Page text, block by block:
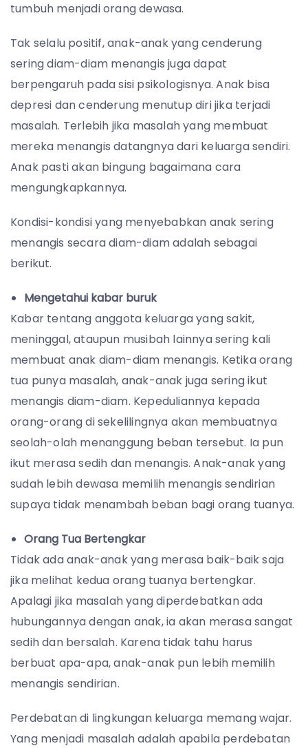
tumbuh menjadi orang dewasa.
Tak selalu positif, anak-anak yang cenderung
sering diam-diam menangis juga dapat
berpengaruh pada sisi psikologisnya. Anak bisa
depresi dan cenderung menutup diri jika terjadi
masalah. Terlebih jika masalah yang membuat
mereka menangis datangnya dari keluarga sendiri.
Anak pasti akan bingung bagaimana cara
mengungkapkannya.
Kondisi-kondisi yang menyebabkan anak sering
menangis secara diam-diam adalah sebagai
berikut.
Mengetahui kabar buruk
Kabar tentang anggota keluarga yang sakit,
meninggal, ataupun musibah lainnya sering kali
membuat anak diam-diam menangis. Ketika orang
tua punya masalah, anak-anak juga sering ikut
menangis diam-diam. Kepeduliannya kepada
orang-orang di sekelilingnya akan membuatnya
seolah-olah menanggung beban tersebut. Ia pun
ikut merasa sedih dan menangis. Anak-anak yang
sudah lebih dewasa memilih menangis sendirian
supaya tidak menambah beban bagi orang tuanya.
Orang Tua Bertengkar
Tidak ada anak-anak yang merasa baik-baik saja
jika melihat kedua orang tuanya bertengkar.
Apalagi jika masalah yang diperdebatkan ada
hubungannya dengan anak, ia akan merasa sangat
sedih dan bersalah. Karena tidak tahu harus
berbuat apa-apa, anak-anak pun lebih memilih
menangis sendirian.
Perdebatan di lingkungan keluarga memang wajar.
Yang menjadi masalah adalah apabila perdebatan